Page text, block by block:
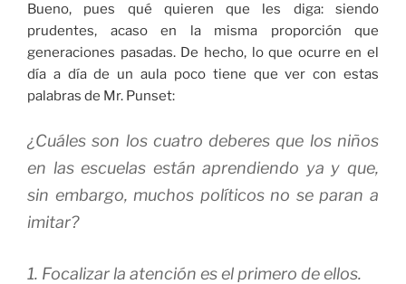
Bueno, pues qué quieren que les diga: siendo
prudentes, acaso en la misma proporción que
generaciones pasadas. De hecho, lo que ocurre en el
día a día de un aula poco tiene que ver con estas
palabras de Mr. Punset:
¿Cuáles son los cuatro deberes que los niños
en las escuelas están aprendiendo ya y que,
sin embargo, muchos políticos no se paran a
imitar?
1. Focalizar la atención es el primero de ellos.